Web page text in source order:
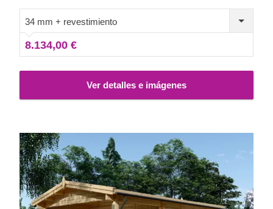
34 mm + revestimiento
8.134,00 €
Ver detalles e imágenes